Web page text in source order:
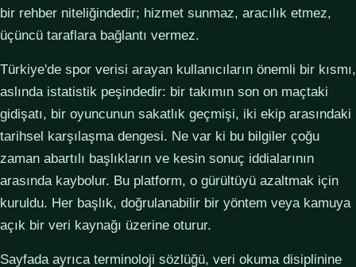
bir rehber niteliğindedir; hizmet sunmaz, aracılık etmez,
üçüncü taraflara bağlantı vermez.
Türkiye'de spor verisi arayan kullanıcıların önemli bir kısmı,
aslında istatistik peşindedir: bir takımın son on maçtaki
gidişatı, bir oyuncunun sakatlık geçmişi, iki ekip arasındaki
tarihsel karşılaşma dengesi. Ne var ki bu bilgiler çoğu
zaman abartılı başlıkların ve kesin sonuç iddialarının
arasında kaybolur. Bu platform, o gürültüyü azaltmak için
kuruldu. Her başlık, doğrulanabilir bir yöntem veya kamuya
açık bir veri kaynağı üzerine oturur.
Sayfada ayrıca terminoloji sözlüğü, veri okuma disiplinine